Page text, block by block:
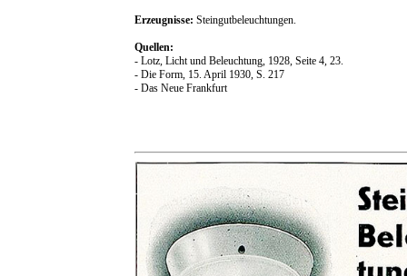
Erzeugnisse: Steingutbeleuchtungen.
Quellen:
- Lotz, Licht und Beleuchtung, 1928, Seite 4, 23.
- Die Form, 15. April 1930, S. 217
- Das Neue Frankfurt